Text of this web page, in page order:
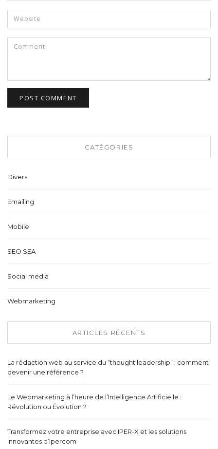
CATÉGORIES
Divers
Emailing
Mobile
SEO SEA
Social media
Webmarketing
ARTICLES RÉCENTS
La rédaction web au service du “thought leadership” : comment
devenir une référence ?
Le Webmarketing à l’heure de l’Intelligence Artificielle :
Révolution ou Évolution ?
Transformez votre entreprise avec IPER-X et les solutions
innovantes d’Ipercom